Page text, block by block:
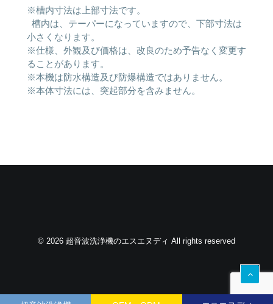
※槽内寸法は上部寸法です。
槽内は、テーパーになっていますので、下部寸法は
小さくなります。
※仕様、外観及び価格は、改良のため予告なく変更す
ることがあります。
※本機は防水構造及び防爆構造ではありません。
※本体寸法には、突起部分を含みません。
© 2026 超音波洗浄機のエスエヌディ All rights reserved